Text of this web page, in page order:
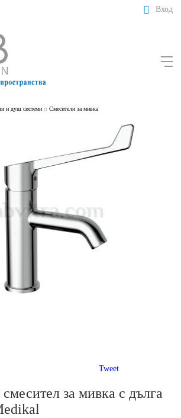
Вход
и душ системи Смесители за мивка
Tweet
за мивка с дълга